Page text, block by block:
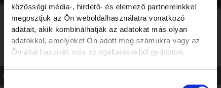
közösségi média-, hirdető- és elemező partnereinkkel
megosztjuk az Ön weboldalhasználatra vonatkozó
adatait, akik kombinálhatják az adatokat más olyan
adatokkal, amelyeket Ön adott meg számukra vagy az
Ön által használt más szolgáltatásokból gyűjtöttek.
Festmény: Konok Tamás